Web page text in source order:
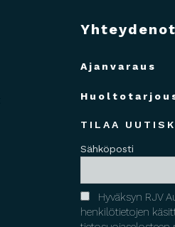
Ajanvaraus
TILAA
Sähköposti
Hyväksyn RJV
henkilötietojen